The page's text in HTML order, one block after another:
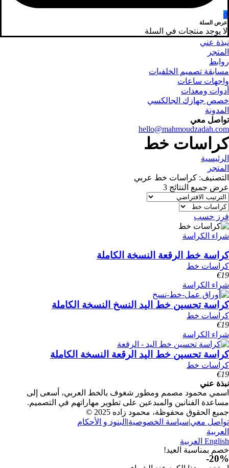
0
عرض السلة
لا يوجد منتجات في السلة
نبذة عني
المتجر
روابط
مسابقة تصميم الخلفيات
واجهات ساعات
أدوات ومعدات
خصص جهازك الجالكسي
المدونة
تواصل معي
hello@mahmoudzadah.com
كراسات خط
الرئيسية
المتجر
التصنيف: كراسات خط عربي
عرض جميع النتائج 3
فرز حسب
شراء الكراسة
كراسة خط الرقعة النسخة الكاملة
كراسات خط
€19
شراء الكراسة
كراسة تحسين خط اليد النسخ النسخة الكاملة
كراسات خط
€19
شراء الكراسة
كراسة تحسين خط اليد الرقعة النسخة الكاملة
كراسات خط
€19
نبذة عني
اسمي محمود مصمم ومطور شغوف بالخط العربي، أسعى إلى
مساعدة الفنانين والمبدعين على تطوير مهاراتهم في التصميم.
جميع الحقوق محفوظة، محمود زاده 2025 ©
تواصل معي|سياسة الخصوصية| البنود و الأحكام
العربية
English العربية
خصم بمناسبة العيد!
20%-